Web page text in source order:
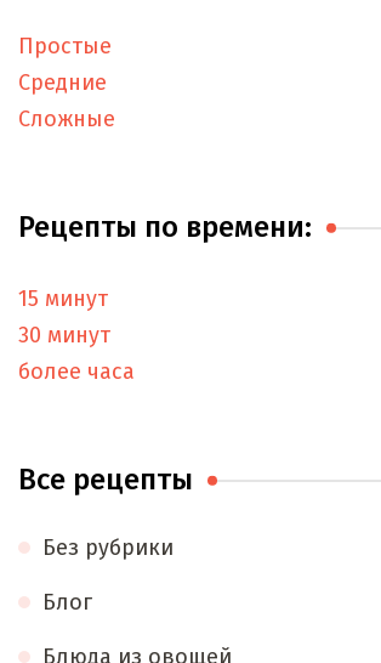
Простые
Средние
Сложные
Рецепты по времени:
15 минут
30 минут
более часа
Все рецепты
Без рубрики
Блог
Блюда из овощей